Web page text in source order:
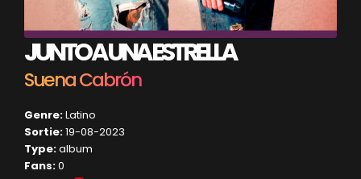
JUNTO A UNA ESTRELLA
Suena Cabrón
Genre:Latino
Sortie:19-08-2023
Type:album
Fans:0